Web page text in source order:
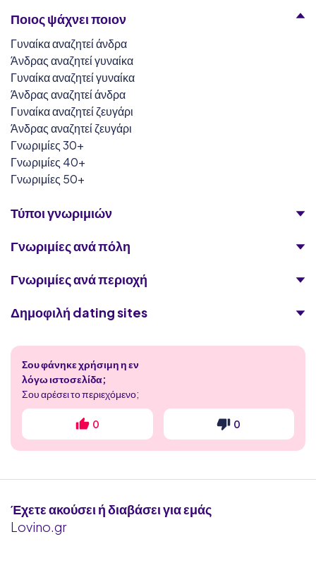
Ποιος ψάχνει ποιον
Γυναίκα αναζητεί άνδρα
Άνδρας αναζητεί γυναίκα
Γυναίκα αναζητεί γυναίκα
Άνδρας αναζητεί άνδρα
Γυναίκα αναζητεί ζευγάρι
Άνδρας αναζητεί ζευγάρι
Γνωριμίες 30+
Γνωριμίες 40+
Γνωριμίες 50+
Τύποι γνωριμιών
Γνωριμίες ανά πόλη
Γνωριμίες ανά περιοχή
Δημοφιλή dating sites
C-Date
Lust
Φίλοι με Προνόμια
Badoo
MilfChat
Eurofling
Σου φάνηκε χρήσιμη η εν
λόγω ιστοσελίδα;
Σου αρέσει το περιεχόμενο;
0 0
Έχετε ακούσει ή διαβάσει για εμάς
Lovino.gr